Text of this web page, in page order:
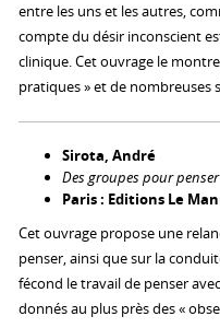
entre les uns et les autres,
compte du désir inconscient
clinique. Cet ouvrage le
pratiques » et de nombreuses
Sirota, André
Des groupes pour penser
Paris : Editions Le
Cet ouvrage propose une
penser, ainsi que sur la
fécond le travail de penser
donnés au plus près des «